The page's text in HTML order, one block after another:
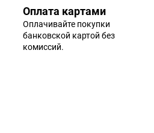
Оплата картами
Оплачивайте покупки
банковской картой без
комиссий.